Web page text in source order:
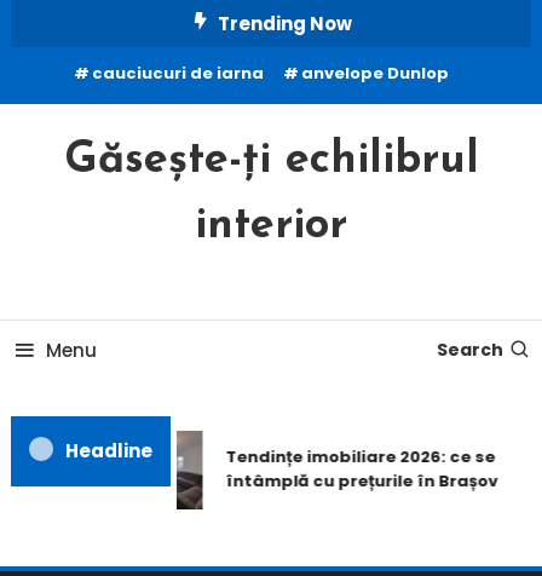
Content
Trending Now
cauciucuri de iarna anvelope Dunlop
Găsește-ți echilibrul
interior
Menu Search
Headline
Tendințe imobiliare 2026: ce se
întâmplă cu prețurile în Brașov